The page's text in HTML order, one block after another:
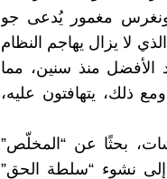
كونغرس مغمور يُدعى جو
لا يزال يهاجم النظام
الأفضل منذ سنين، مما
ذلك، يتهافتون عليه،
بحثًا عن “المخلّص”
نشوء “سلطة الحق”